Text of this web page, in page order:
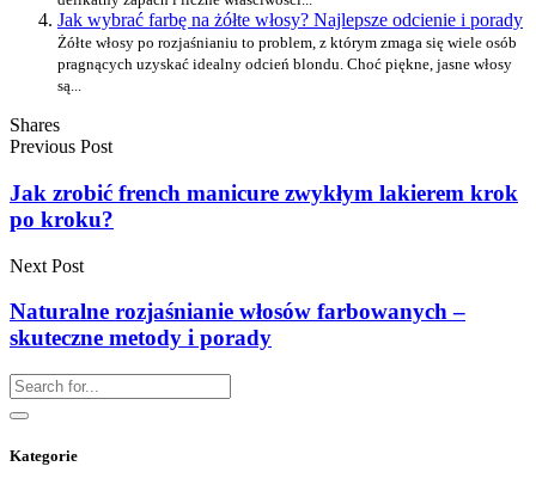
Jak wybrać farbę na żółte włosy? Najlepsze odcienie i porady
Żółte włosy po rozjaśnianiu to problem, z którym zmaga się wiele osób
pragnących uzyskać idealny odcień blondu. Choć piękne, jasne włosy
są...
Shares
Previous Post
Jak zrobić french manicure zwykłym lakierem krok
po kroku?
Next Post
Naturalne rozjaśnianie włosów farbowanych –
skuteczne metody i porady
Kategorie